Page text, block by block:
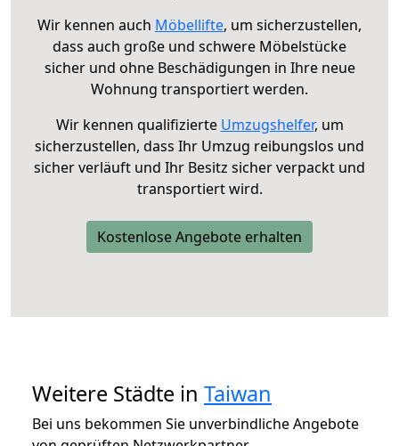
Wir kennen auch Möbellifte, um sicherzustellen,
dass auch große und schwere Möbelstücke
sicher und ohne Beschädigungen in Ihre neue
Wohnung transportiert werden.
Wir kennen qualifizierte Umzugshelfer, um
sicherzustellen, dass Ihr Umzug reibungslos und
sicher verläuft und Ihr Besitz sicher verpackt und
transportiert wird.
Kostenlose Angebote erhalten
Weitere Städte in Taiwan
Bei uns bekommen Sie unverbindliche Angebote